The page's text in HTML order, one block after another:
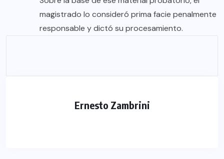
magistrado lo consideró prima facie penalmente
responsable y dictó su procesamiento.
Ernesto Zambrini